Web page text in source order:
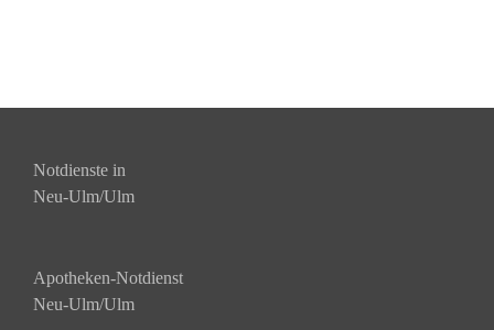
Notdienste in
Neu-Ulm/Ulm
Apotheken-Notdienst
Neu-Ulm/Ulm